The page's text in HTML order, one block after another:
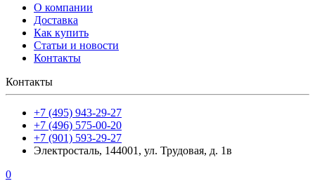
О компании
Доставка
Как купить
Статьи и новости
Контакты
Контакты
+7 (495) 943-29-27
+7 (496) 575-00-20
+7 (901) 593-29-27
Электросталь, 144001, ул. Трудовая, д. 1в
0